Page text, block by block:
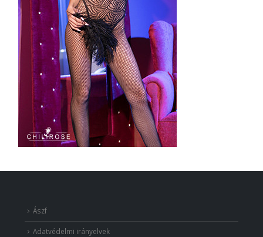
Ászf
Adatvédelmi irányelvek